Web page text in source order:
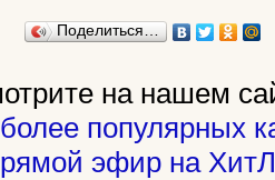
Поделиться…
на нашем
популярных
эфир на